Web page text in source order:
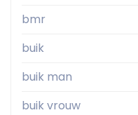
bmr
buik
buik man
buik vrouw